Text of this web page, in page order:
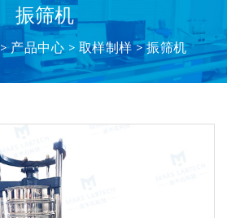
振筛机
>产品中心 > 取样制样 > 振筛机